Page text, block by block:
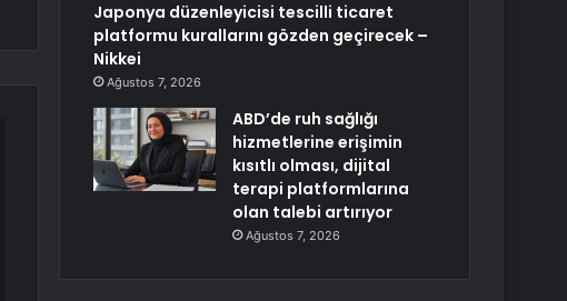
Japonya düzenleyicisi tescilli ticaret
platformu kurallarını gözden geçirecek –
Nikkei
Ağustos 7, 2026
ABD’de ruh sağlığı
hizmetlerine erişimin
kısıtlı olması, dijital
terapi platformlarına
olan talebi artırıyor
Ağustos 7, 2026